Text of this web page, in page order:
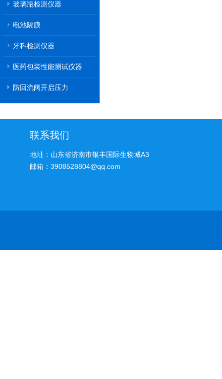
玻璃瓶检测仪器
电池隔膜
牙科检测仪器
医药包装性能测试仪器
防回流阀开启压力
联系我们
地址：山东省济南市银丰国际生物城A3
邮箱：3908528804@qq.com